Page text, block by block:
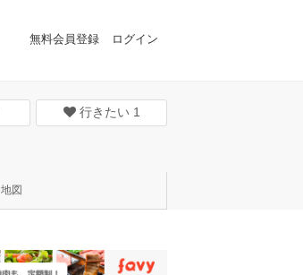
無料会員登録 ログイン
行きたい 1
地図